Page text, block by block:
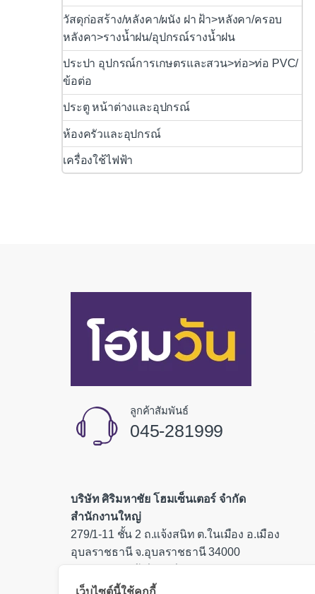
วัสดุก่อสร้าง/หลังคา/ผนัง ฝา ฝ้า>หลังคา/ครอบ
หลังคา>รางน้ำฝน/อุปกรณ์รางน้ำฝน
ประปา อุปกรณ์การเกษตรและสวน>ท่อ>ท่อ PVC/
ข้อต่อ
ประตู หน้าต่างและอุปกรณ์
ห้องครัวและอุปกรณ์
เครื่องใช้ไฟฟ้า
ลูกค้าสัมพันธ์
045-281999
บริษัท ศิริมหาชัย โฮมเซ็นเตอร์ จำกัด
สำนักงานใหญ่
279/1-11 ชั้น 2 ถ.แจ้งสนิท ต.ในเมือง อ.เมือง
อุบลราชธานี จ.อุบลราชธานี 34000
เว็บไซต์นี้ใช้คุกกี้